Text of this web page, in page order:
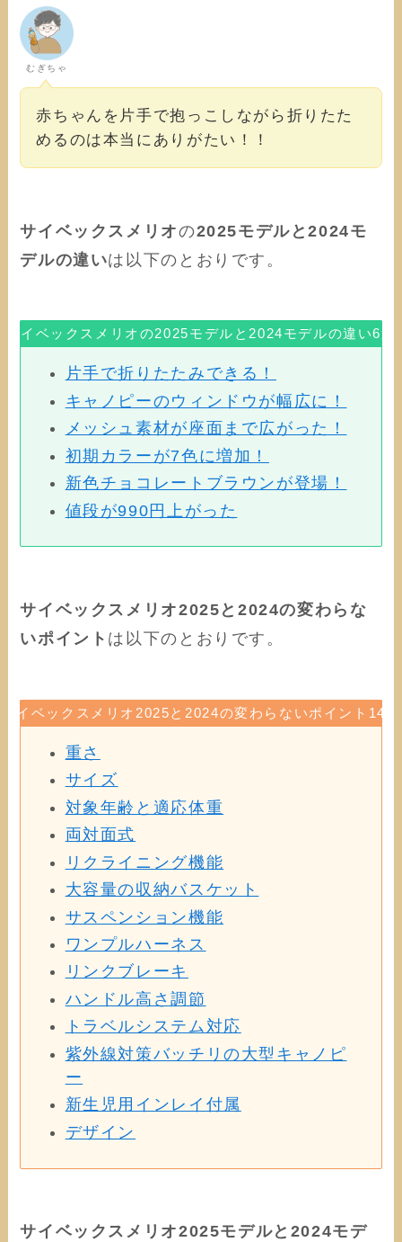
むぎちゃ
赤ちゃんを片手で抱っこしながら折りたた
めるのは本当にありがたい！！
サイベックスメリオの2025モデルと2024モ
デルの違いは以下のとおりです。
サイベックスメリオの2025モデルと2024モデルの違い6選
片手で折りたたみできる！
キャノピーのウィンドウが幅広に！
メッシュ素材が座面まで広がった！
初期カラーが7色に増加！
新色チョコレートブラウンが登場！
値段が990円上がった
サイベックスメリオ2025と2024の変わらな
いポイント は以下のとおりです。
サイベックスメリオ2025と2024の変わらないポイント14選
重さ
サイズ
対象年齢と適応体重
両対面式
リクライニング機能
大容量の収納バスケット
サスペンション機能
ワンプルハーネス
リンクブレーキ
ハンドル高さ調節
トラベルシステム対応
紫外線対策バッチリの大型キャノピ
ー
新生児用インレイ付属
デザイン
サイベックスメリオ2025モデルと2024モデ